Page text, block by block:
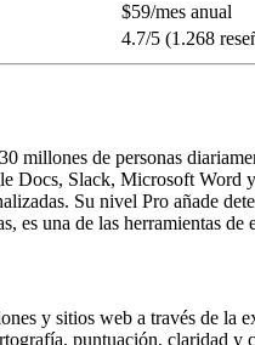
$59/mes anual
4.7/5 (1.268
millones de personas
Slack, Microsoft Word
Su nivel Pro añade
es una de las herramientas
y sitios web a través de la
puntuación, claridad y